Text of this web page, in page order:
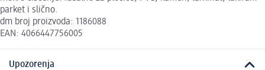
parket i slično.
dm broj proizvoda: 1186088
EAN: 4066447756005
Upozorenja